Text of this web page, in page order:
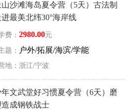
山沙滩海岛夏令营（5天）古法制
最美北纬30°海岸线
费： 2980.00元
题： 户外/拓展/海滨/学能
地：浙江/宁波
年文武堂好习惯夏令营（6天）磨
成钢铁战士